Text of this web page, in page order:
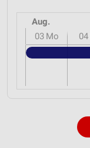
Aug.
03 Mo 04